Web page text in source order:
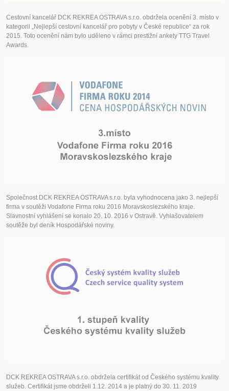
Cestovní kancelář DCK REKREA OSTRAVA s.r.o. obdržela ocenění 3. místo v
kategorii „Nejlepší cestovní kancelář pro pobyty v České republice“ za rok
2015. Toto ocenění nám bylo uděleno v rámci prestižní ankety TTG Travel
Awards.
Společnost DCK REKREA OSTRAVA s.r.o. byla vyhodnocena jako 3. nejlepší
firma v soutěži Vodafone Firma roku 2016 Moravskoslezského kraje.
Slavnostní vyhlášení se konalo 20. 10. 2016 v Ostravě. Vyhlašovatelem
soutěže byl deník Hospodářské noviny.
DCK REKREA OSTRAVA s.r.o. obdržela certifikát od Českého systému kvality
služeb. Certifikát jsme obdrželi 1.12. 2014 a je platný do 30. 11. 2019